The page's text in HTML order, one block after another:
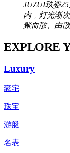
JUZUI玖姿
内，灯光渐
聚而散、由
EXPLORE
Luxury
豪宅
珠宝
游艇
名表